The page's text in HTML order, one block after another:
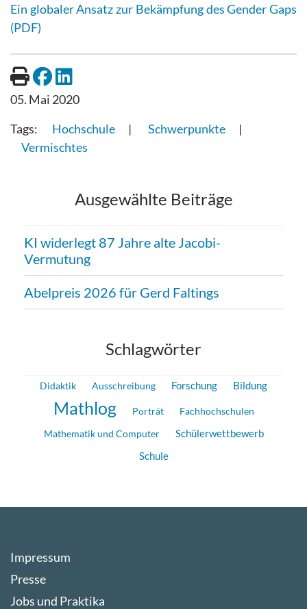
Ein globaler Ansatz zur Bekämpfung des Gender Gaps
(PDF)
05. Mai 2020
Hochschule
Schwerpunkte
Vermischtes
Ausgewählte Beiträge
KI widerlegt 87 Jahre alte Jacobi-
Vermutung
Abelpreis 2026 für Gerd Faltings
Schlagwörter
Didaktik Ausschreibung Forschung Bildung
Mathlog Porträt
Fachhochschulen
Mathematik und Computer
Schülerwettbewerb
Schule
Impressum
Presse
Jobs und Praktika